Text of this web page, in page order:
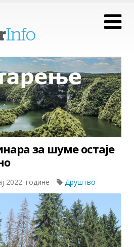
за шуме остаје
2022. године Друштво